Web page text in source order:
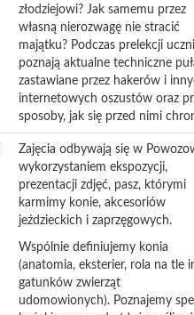
złodziejowi? Jak samemu przez
własną nierozwagę nie stracić
majątku? Podczas prelekcji
poznają aktualne techniczne
zastawiane przez hakerów i
internetowych oszustów oraz
sposoby, jak się przed nimi
Zajęcia odbywają się w
wykorzystaniem ekspozycji,
prezentacji zdjęć, pasz, którymi
karmimy konie, akcesoriów
jeździeckich i zaprzęgowych.
Wspólnie definiujemy konia
(anatomia, eksterier, rola na tle
gatunków zwierząt
udomowionych). Poznajemy